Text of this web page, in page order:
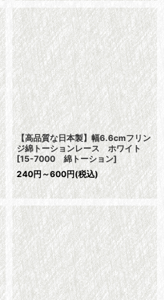
【高品質な日本製】幅6.6cmフリン
ジ綿トーションレース ホワイト
[15-7000 綿トーション]
240円 ～600円(税込)